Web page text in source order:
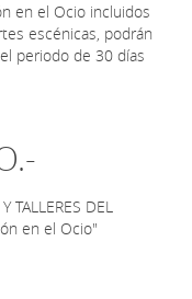
en el Ocio incluidos
escénicas, podrán
periodo de 30 días
TALLERES DEL
en el Ocio"